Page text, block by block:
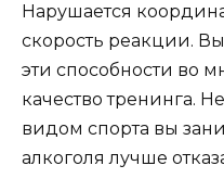
Нарушается
скорость реакции.
эти способности во
качество тренинга.
видом спорта вы
алкоголя лучше